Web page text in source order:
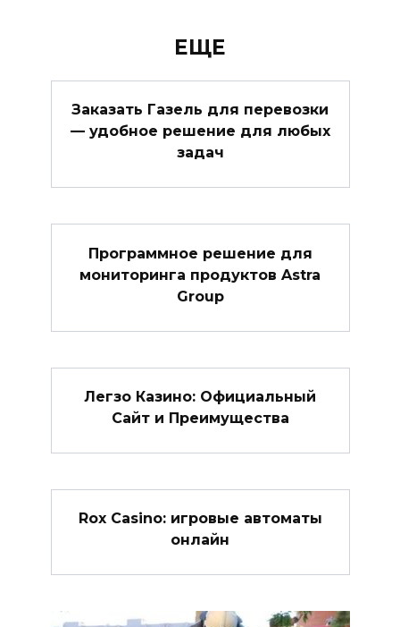
ЕЩЕ
Заказать Газель для перевозки
— удобное решение для любых
задач
Программное решение для
мониторинга продуктов Astra
Group
Легзо Казино: Официальный
Сайт и Преимущества
Rox Casino: игровые автоматы
онлайн